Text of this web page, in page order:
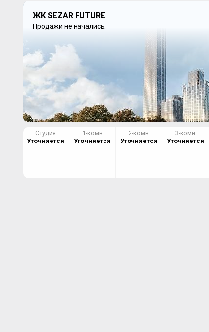
ЖК SEZAR FUTURE
Продажи не начались.
Студия
Уточняется
1-комн
Уточняется
2-комн
Уточняется
3-комн
Уточняется